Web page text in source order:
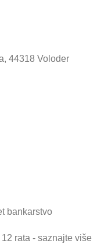
44318 Voloder
bankarstvo
rata - saznajte više